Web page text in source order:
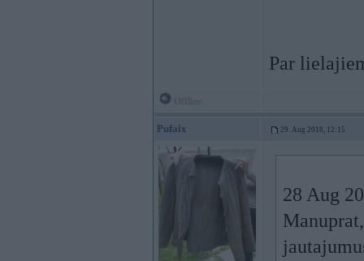
Par
Pufaix 29. Aug 2018, 12:15
28 Aug